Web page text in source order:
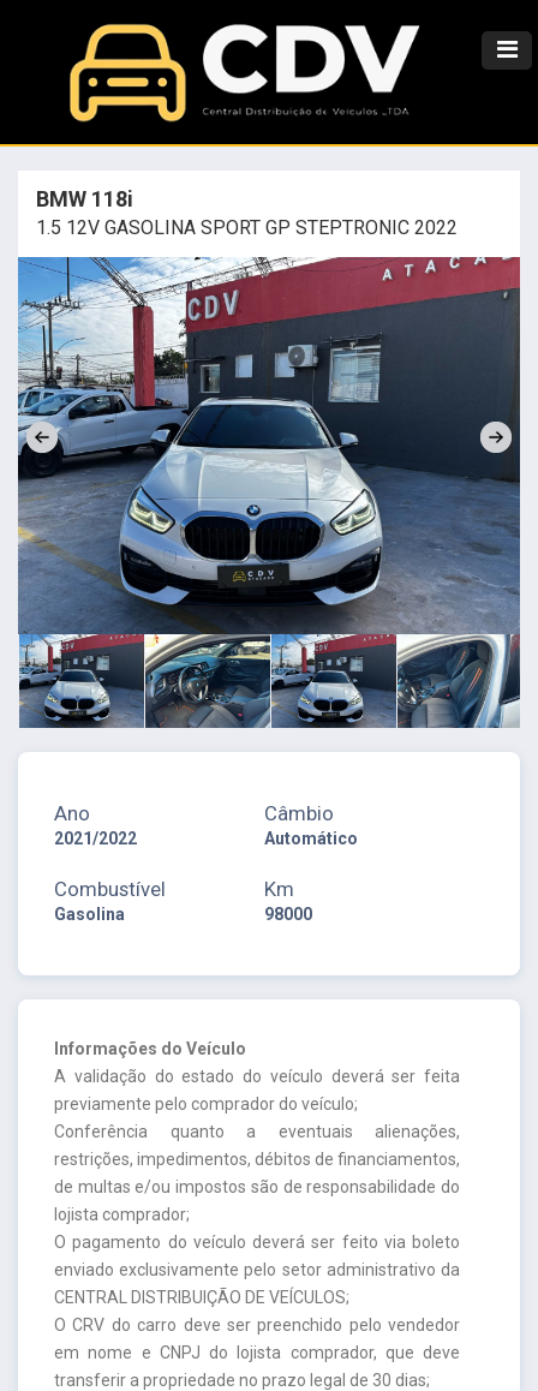
BMW 118i
1.5 12V GASOLINA SPORT GP STEPTRONIC 2022
Ano
2021/2022
Câmbio
Automático
Combustível
Gasolina
Km
98000
Informações do Veículo
A validação do estado do veículo deverá ser feita
previamente pelo comprador do veículo;
Conferência quanto a eventuais alienações,
restrições, impedimentos, débitos de financiamentos,
de multas e/ou impostos são de responsabilidade do
lojista comprador;
O pagamento do veículo deverá ser feito via boleto
enviado exclusivamente pelo setor administrativo da
CENTRAL DISTRIBUIÇÃO DE VEÍCULOS;
O CRV do carro deve ser preenchido pelo vendedor
em nome e CNPJ do lojista comprador, que deve
transferir a propriedade no prazo legal de 30 dias;